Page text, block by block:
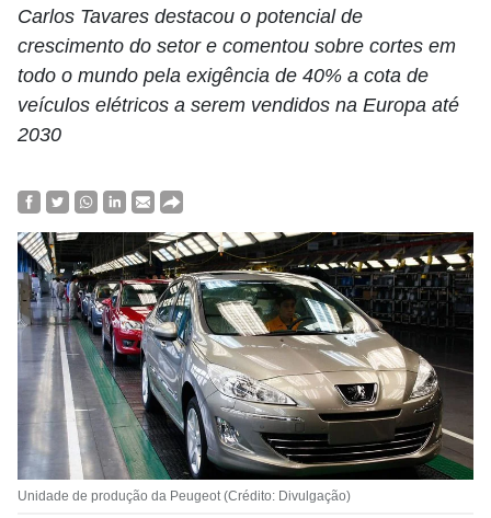
Carlos Tavares destacou o potencial de
crescimento do setor e comentou sobre cortes em
todo o mundo pela exigência de 40% a cota de
veículos elétricos a serem vendidos na Europa até
2030
Unidade de produção da Peugeot (Crédito: Divulgação)